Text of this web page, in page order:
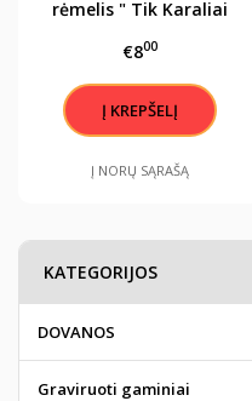
rėmelis " Tik Karaliai
€800
Į NORŲ SĄRAŠĄ
KATEGORIJOS
DOVANOS
Graviruoti gaminiai